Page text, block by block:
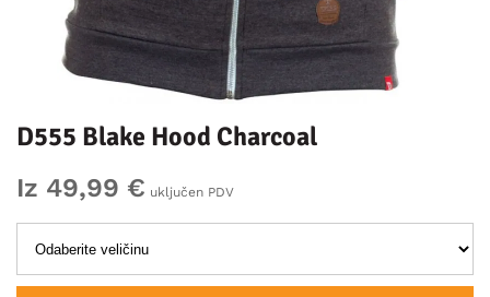
D555 Blake Hood Charcoal
Iz 49,99 € uključen PDV